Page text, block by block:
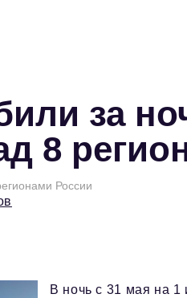
за
8
России
В ночь с 31 мая на 1